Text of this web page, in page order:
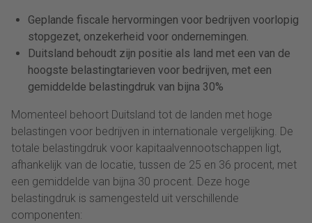
Geplande fiscale hervormingen voor bedrijven voorlopig
stopgezet, onzekerheid voor ondernemingen.
Duitsland behoudt zijn positie als land met een van de
hoogste belastingtarieven voor bedrijven, met een
gemiddelde belastingdruk van bijna 30%
Momenteel behoort Duitsland tot de landen met hoge
belastingen voor bedrijven in internationale vergelijking. De
totale belastingdruk voor kapitaalvennootschappen ligt,
afhankelijk van de locatie, tussen de 25 en 36 procent, met
een gemiddelde van bijna 30 procent. Deze hoge
belastingdruk is samengesteld uit verschillende
componenten: